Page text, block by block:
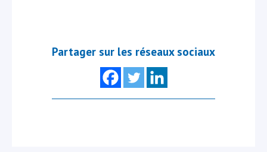
Partager sur les réseaux sociaux